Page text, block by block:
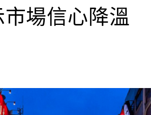
場信心降溫